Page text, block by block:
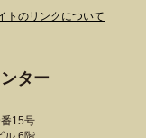
トのリンクについて
ター
15号